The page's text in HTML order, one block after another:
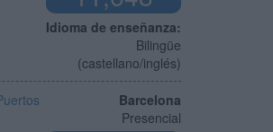
Idioma de enseñanza:
Bilingüe
(castellano/inglés)
Barcelona
Presencial